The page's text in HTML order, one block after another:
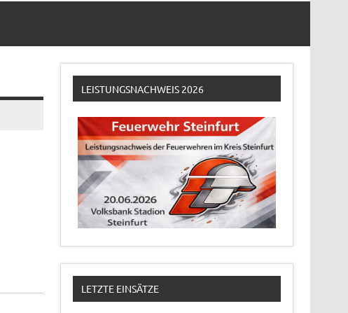
LEISTUNGSNACHWEIS 2026
LETZTE EINSÄTZE